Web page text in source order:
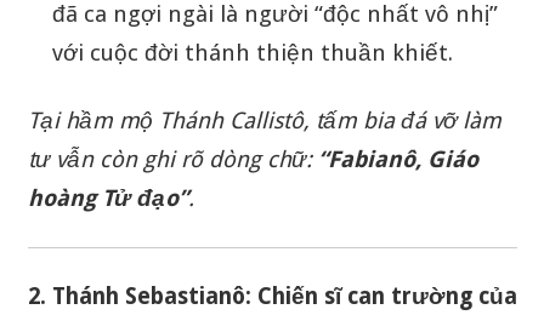
đã ca ngợi ngài là người “độc nhất vô nhị”
với cuộc đời thánh thiện thuần khiết.
Tại hầm mộ Thánh Callistô, tấm bia đá vỡ làm
tư vẫn còn ghi rõ dòng chữ: “Fabianô, Giáo
hoàng Tử đạo”.
2. Thánh Sebastianô: Chiến sĩ can trường của